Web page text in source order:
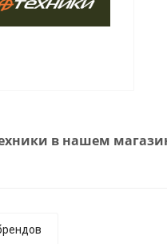
в нашем